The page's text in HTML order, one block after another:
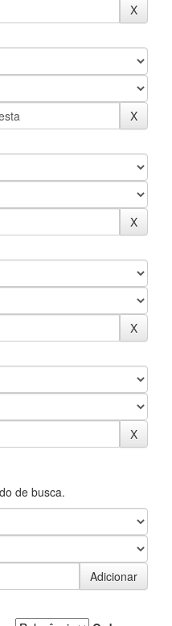
de busca.